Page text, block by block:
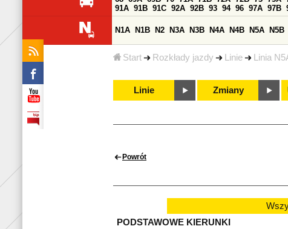
Start Rozkłady jazdy Linie Linia
91A 91B 91C 92A 92B 93 94 96 97A 97B
N1A N1B N2 N3A N3B N4A N4B N5A N5B
Linie Zmiany
Powrót
PODSTAWOWE KIERUNKI